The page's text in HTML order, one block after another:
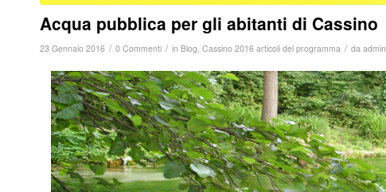
Acqua pubblica per gli abitanti di Cassino
23 Gennaio 2016 / 0 Commenti / in Blog Cassino 2016 articoli del programma / da admin